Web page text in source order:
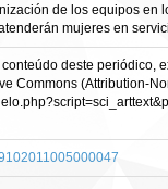
de los equipos en
mujeres en
deste periódico,
Commons (Attribution-